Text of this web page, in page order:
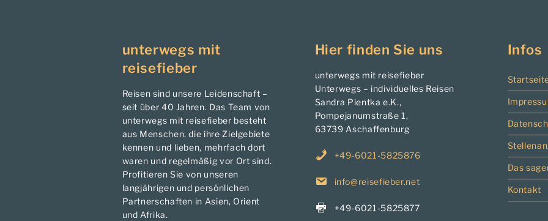
unterwegs mit
reisefieber
Reisen sind unsere Leidenschaft –
seit über 40 Jahren. Das Team von
unterwegs mit reisefieber besteht
aus Menschen, die ihre Zielgebiete
kennen und lieben, mehrfach dort
waren und regelmäßig vor Ort sind.
Profitieren Sie von unseren
langjährigen und persönlichen
Partnerschaften in Asien, Orient
und Afrika.
Hier finden Sie uns
unterwegs mit reisefieber
Unterwegs – individuelles Reisen
Sandra Pientka e.K.,
Pompejanumstraße 1,
63739 Aschaffenburg
+49-6021-5825876
info@reisefieber.net
+49-6021-5825877
Infos
Das
Kontakt